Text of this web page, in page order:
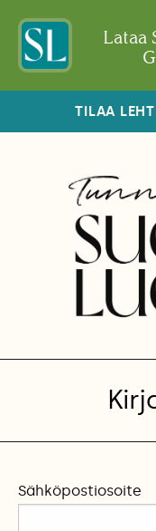
Lataa
TILAA
Sähköpostiosoite